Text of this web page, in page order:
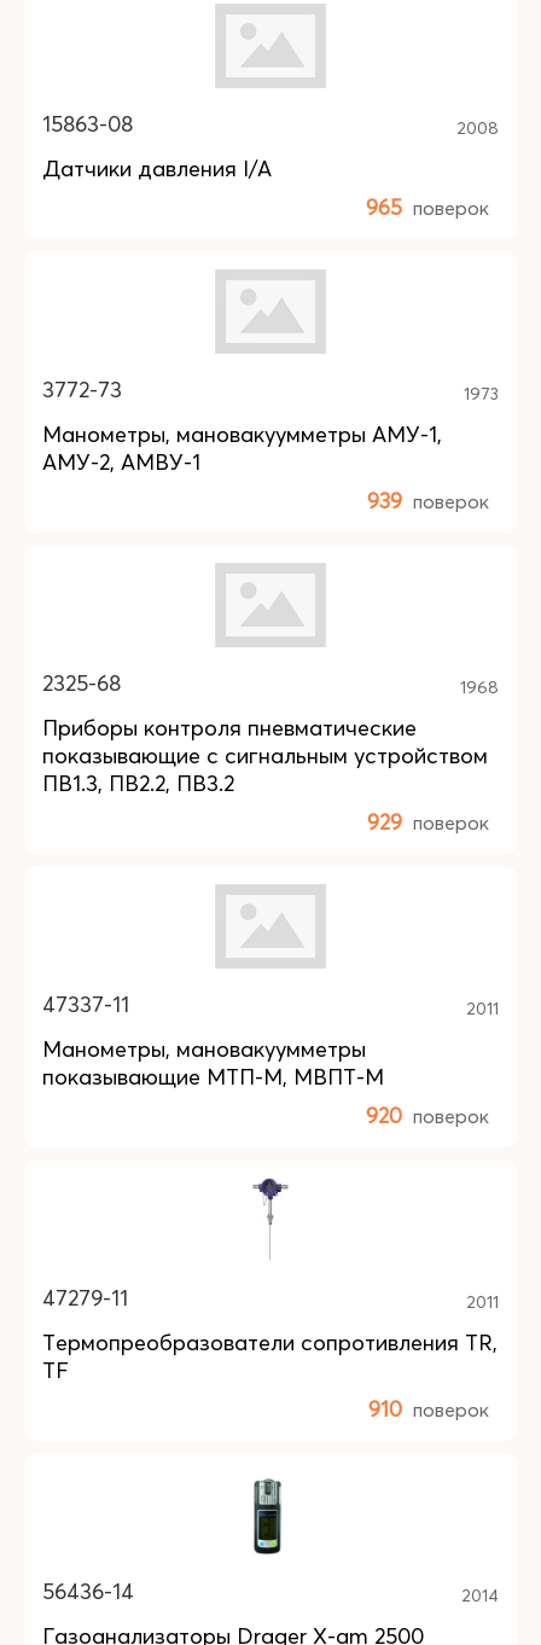
15863-08 2008
Датчики давления I/A
965 поверок
3772-73 1973
Манометры, мановакуумметры АМУ-1,
АМУ-2, АМВУ-1
939 поверок
2325-68 1968
Приборы контроля пневматические
показывающие с сигнальным устройством
ПВ1.3, ПВ2.2, ПВ3.2
929 поверок
47337-11 2011
Манометры, мановакуумметры
показывающие МТП-М, МВПТ-М
920 поверок
47279-11 2011
Термопреобразователи сопротивления TR,
TF
910 поверок
56436-14 2014
Газоанализаторы Drager X-am 2500